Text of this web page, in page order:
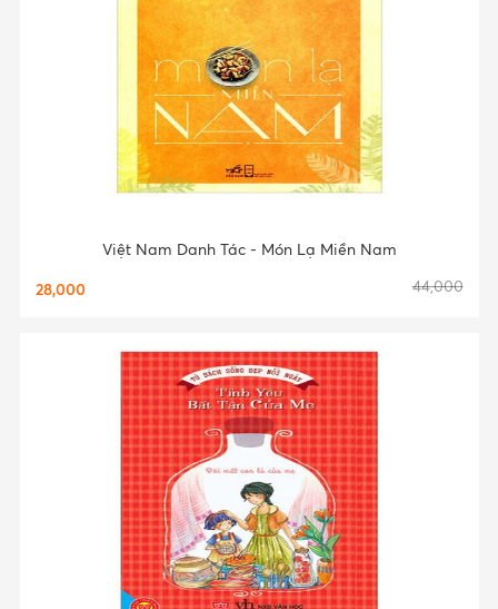
Việt Nam Danh Tác - Món Lạ Miền Nam
28,000 44,000